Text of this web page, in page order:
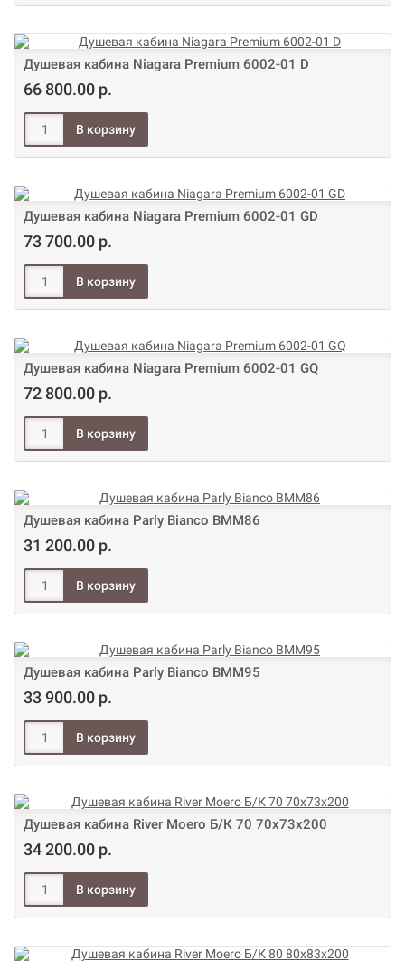
Душевая кабина Niagara Premium 6002-01 D
66 800.00 р.
Душевая кабина Niagara Premium 6002-01 GD
73 700.00 р.
Душевая кабина Niagara Premium 6002-01 GQ
72 800.00 р.
Душевая кабина Parly Bianco BMM86
31 200.00 р.
Душевая кабина Parly Bianco BMM95
33 900.00 р.
Душевая кабина River Moero Б/К 70 70х73х200
34 200.00 р.